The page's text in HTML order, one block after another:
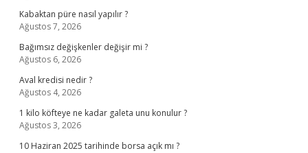
Kabaktan püre nasıl yapılır ?
Ağustos 7, 2026
Bağımsız değişkenler değişir mi ?
Ağustos 6, 2026
Aval kredisi nedir ?
Ağustos 4, 2026
1 kilo köfteye ne kadar galeta unu konulur ?
Ağustos 3, 2026
10 Haziran 2025 tarihinde borsa açık mı ?